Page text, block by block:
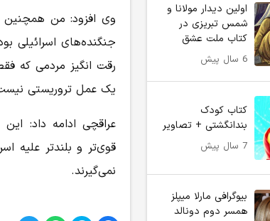
اولین دیدار مولانا و
شمس تبریزی در
کتاب ملت عشق
6 سال پیش
کتاب کودک
بندانگشتی + تصاویر
7 سال پیش
بیوگرافی مارلا میپلز
همسر دوم دونالد
وی افزود: من
جنگنده‌های اسرائیلی
رقت انگیز مردمی که
یک عمل تروریستی
عراقچی ادامه داد:
قوی‌تر و بلندتر علیه
نمی‌گیرند.